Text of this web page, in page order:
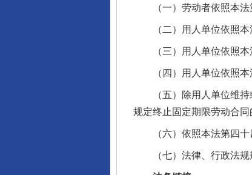
（一）劳动者依照本法
（二）用人单位依照本法
（三）用人单位依照本
（四）用人单位依照本
（五）除用人单位维持或
规定终止固定期限劳动合同
（六）依照本法第四十
（七）法律、行政法规